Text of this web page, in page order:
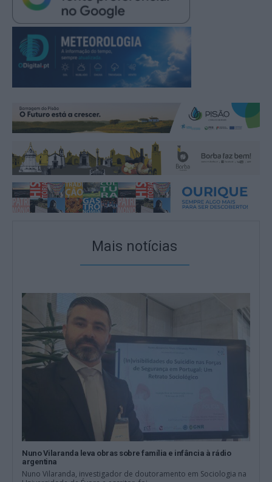
Mais notícias
Nuno Vilaranda leva obras sobre família e infância à rádio
argentina
Nuno Vilaranda, investigador de doutoramento em Sociologia na